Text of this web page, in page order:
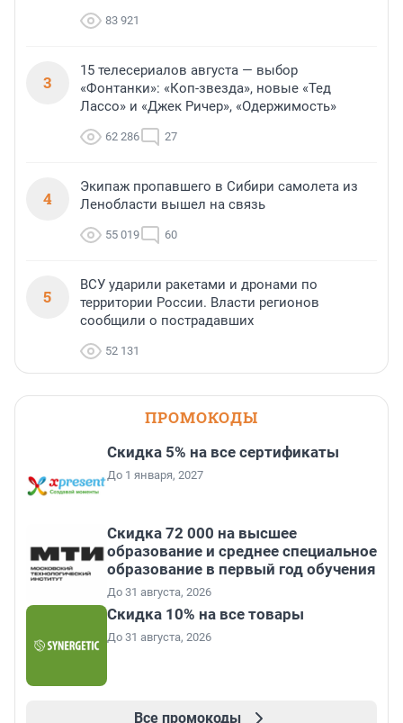
83 921
3
15 телесериалов августа — выбор
«Фонтанки»: «Коп-звезда», новые «Тед
Лассо» и «Джек Ричер», «Одержимость»
62 286 27
4
Экипаж пропавшего в Сибири самолета из
Ленобласти вышел на связь
55 019 60
5
ВСУ ударили ракетами и дронами по
территории России. Власти регионов
сообщили о пострадавших
52 131
ПРОМОКОДЫ
Скидка 5% на все сертификаты
До 1 января, 2027
Скидка 72 000 на высшее
образование и среднее специальное
образование в первый год обучения
До 31 августа, 2026
Скидка 10% на все товары
До 31 августа, 2026
Все промокоды